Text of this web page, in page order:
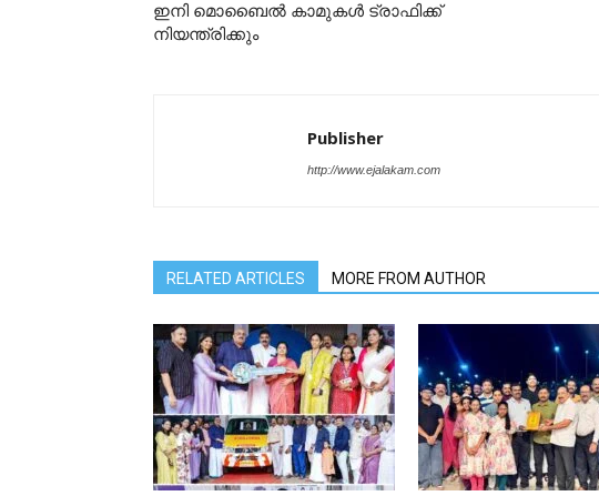
ഇനി മൊബൈൽ കാമുകൾ ട്രാഫിക്ക്
നിയന്ത്രിക്കും
Publisher
http://www.ejalakam.com
RELATED ARTICLES MORE FROM AUTHOR